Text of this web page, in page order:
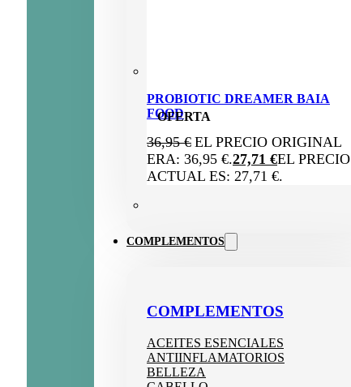
OFERTA
PROBIOTIC DREAMER BAIA
FOOD
36,95€ EL PRECIO ORIGINAL
ERA: 36,95 €.27,71 €EL PRECIO
ACTUAL ES: 27,71 €.
COMPLEMENTOS
COMPLEMENTOS
ACEITES ESENCIALES
ANTIINFLAMATORIOS
BELLEZA